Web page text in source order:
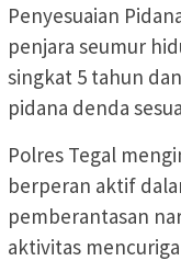
Penyesuaian
penjara seumur
singkat 5 tahun
pidana denda
Polres Tegal
berperan aktif
pemberantasan
aktivitas